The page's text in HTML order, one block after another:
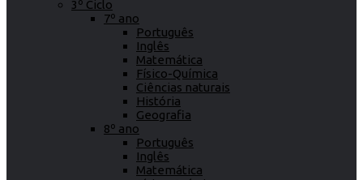
3º Ciclo
7º ano
Português
Inglês
Matemática
Físico-Química
Ciências naturais
História
Geografia
8º ano
Português
Inglês
Matemática